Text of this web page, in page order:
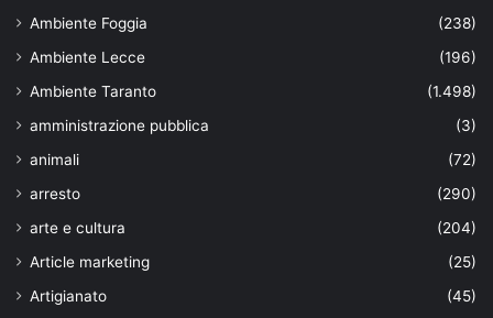
Ambiente Foggia
(238)
Ambiente Lecce
(196)
Ambiente Taranto
(1.498)
amministrazione pubblica
(3)
animali
(72)
arresto
(290)
arte e cultura
(204)
Article marketing
(25)
Artigianato
(45)